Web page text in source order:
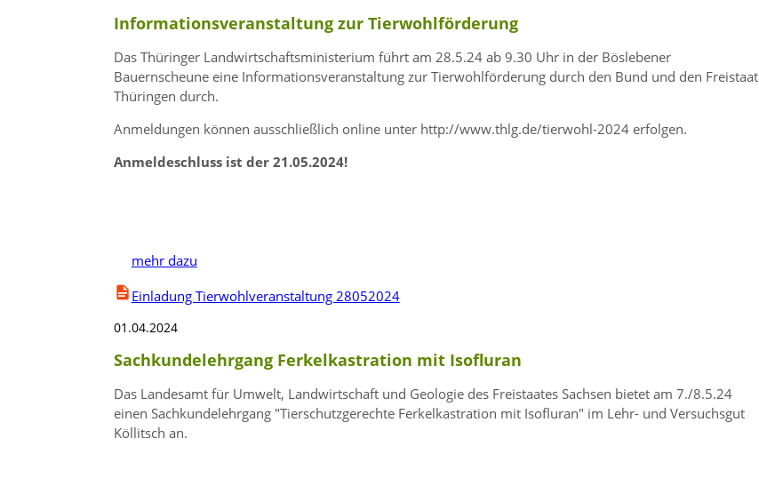
Informationsveranstaltung zur Tierwohlförderung
Das Thüringer Landwirtschaftsministerium führt am 28.5.24 ab 9.30 Uhr in der Böslebener
Bauernscheune eine Informationsveranstaltung zur Tierwohlförderung durch den Bund und den Freistaat
Thüringen durch.
Anmeldungen können ausschließlich online unter http://www.thlg.de/tierwohl-2024 erfolgen.
Anmeldeschluss ist der 21.05.2024!
mehr dazu
Einladung Tierwohlveranstaltung 28052024
01.04.2024
Sachkundelehrgang Ferkelkastration mit Isofluran
Das Landesamt für Umwelt, Landwirtschaft und Geologie des Freistaates Sachsen bietet am 7./8.5.24
einen Sachkundelehrgang Tierschutzgerechte Ferkelkastration mit Isofluran im Lehr- und Versuchsgut
Köllitsch an.